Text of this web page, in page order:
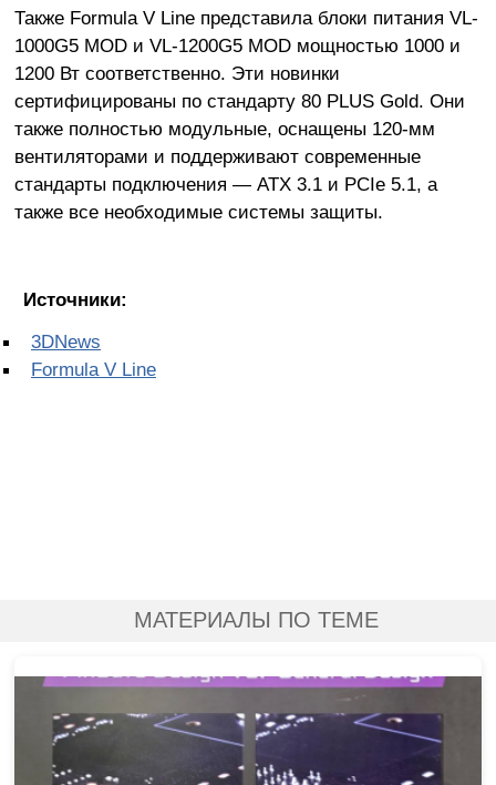
Также Formula V Line представила блоки питания VL-
1000G5 MOD и VL-1200G5 MOD мощностью 1000 и
1200 Вт соответственно. Эти новинки
сертифицированы по стандарту 80 PLUS Gold. Они
также полностью модульные, оснащены 120-мм
вентиляторами и поддерживают современные
стандарты подключения — ATX 3.1 и PCIe 5.1, а
также все необходимые системы защиты.
Источники:
3DNews
Formula V Line
МАТЕРИАЛЫ ПО ТЕМЕ